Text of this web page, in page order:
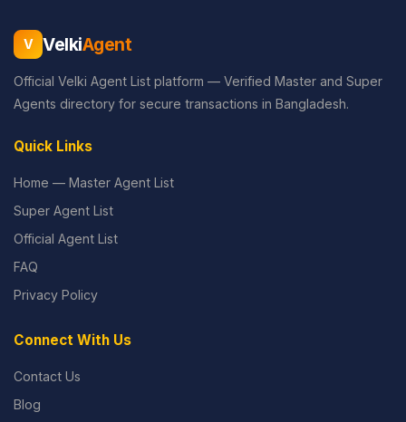
V VelkiAgent
Official Velki Agent List platform — Verified Master and Super
Agents directory for secure transactions in Bangladesh.
Quick Links
Home — Master Agent List
Super Agent List
Official Agent List
FAQ
Privacy Policy
Connect With Us
Contact Us
Blog